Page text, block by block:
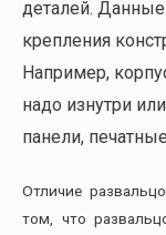
деталей.
крепления
Например,
надо изнутри
панели,
Отличие
том, что